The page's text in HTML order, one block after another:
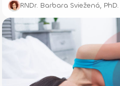
RNDr. Barbara Sviežená, PhD.